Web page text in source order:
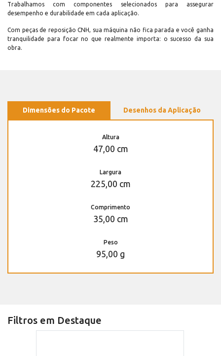
Trabalhamos com componentes selecionados para assegurar
desempenho e durabilidade em cada aplicação.
Com peças de reposição CNH, sua máquina não fica parada e você ganha
tranquilidade para focar no que realmente importa: o sucesso da sua
obra.
Dimensões do Pacote Desenhos da Aplicação
Altura
47,00 cm
Largura
225,00 cm
Comprimento
35,00 cm
Peso
95,00 g
Filtros em Destaque